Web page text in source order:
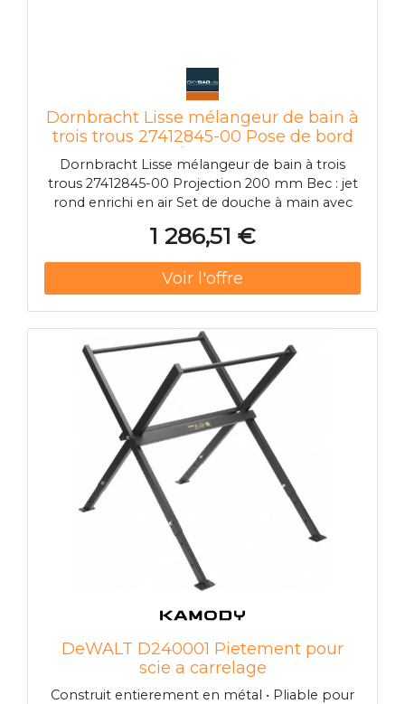
Dornbracht Lisse mélangeur de bain à
trois trous 27412845-00 Pose de bord
de baignoire / bord de carrelage,
chromé
Dornbracht Lisse mélangeur de bain à trois
trous 27412845-00 Projection 200 mm Bec : jet
rond enrichi en air Set de douche à main avec
automatique bain/douche Hauteur du
mélangeur 141 mm Hauteur jusqu'à aérateur 88
mm Diamètre du trou bec 32 mm Diamètre du
trou du mélangeur à levier unique 35 mm
Diamètre du trou de l'ensemble de douche
flexible 32 mm Rosace pour set de douche
flexible Ø 50 mm Flexible de douche en métal
1750 mm avec protection anti-torsion intégrée
Débit maxi 16 9 l/min Set de douche flexible à
débit maxi 6 8 l/min à sécurité intrinsèque
contre les refoulements
1 286,51 €
DeWALT D240001 Pietement pour
scie a carrelage
Construit entierement en métal • Pliable pour